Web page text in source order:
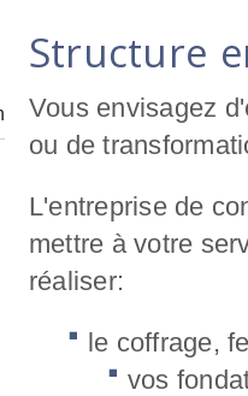
Structure
Vous envisagez
ou de
L'entreprise de
mettre à votre
réaliser:
le coffrage,
vos